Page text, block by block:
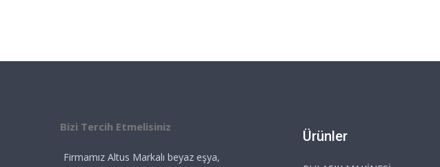
Bizi Tercih Etmelisiniz
Firmamız Altus Markalı beyaz eşya,
Ürünler